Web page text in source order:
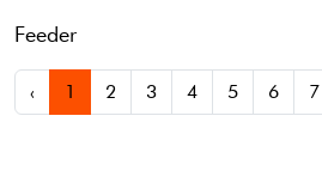
Feeder
‹ 1 2 3 4 5 6 7